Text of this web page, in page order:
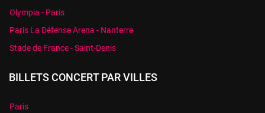
Olympia - Paris
Paris La Défense Arena - Nanterre
Stade de France - Saint-Denis
BILLETS CONCERT PAR VILLES
Paris